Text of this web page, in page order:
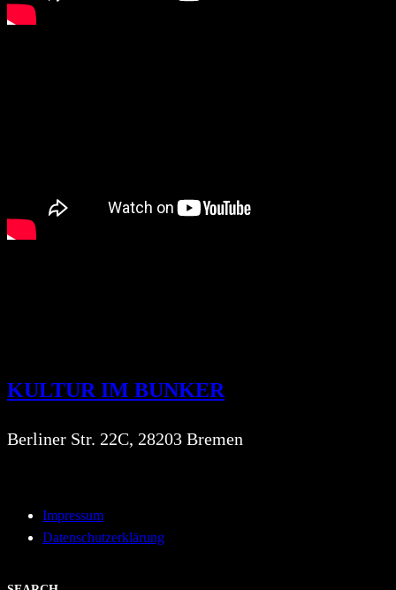
KULTUR IM BUNKER
Berliner Str. 22C, 28203 Bremen
Impressum
Datenschutzerklärung